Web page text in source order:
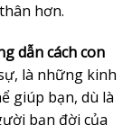
hơn.
dẫn cách con
là những kinh
giúp bạn, dù là
bạn đời của